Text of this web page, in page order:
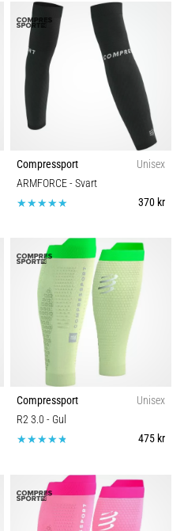
Compressport
Unisex
ARMFORCE- Svart
370 kr
Compressport
Unisex
R2 3.0 - Gul
475 kr